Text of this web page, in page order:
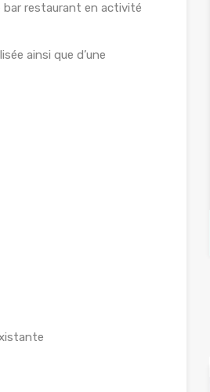
bar restaurant en activité
ainsi que d’une